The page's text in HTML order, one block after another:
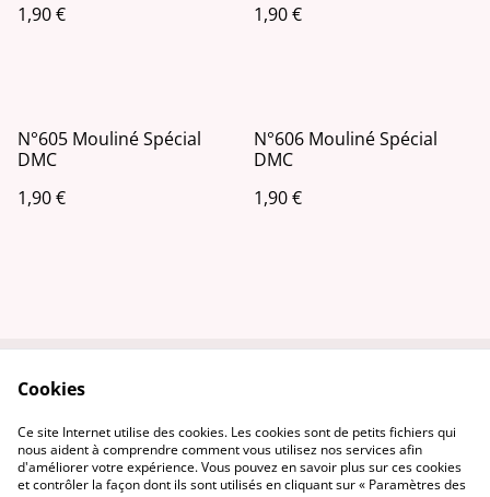
1,90 €
1,90 €
N°605 Mouliné Spécial
DMC
1,90 €
N°606 Mouliné Spécial
DMC
1,90 €
Politique de
confidentialité
Politique de cookies
Cookies
Ce site Internet utilise des cookies. Les cookies sont de petits fichiers qui
nous aident à comprendre comment vous utilisez nos services afin
d'améliorer votre expérience. Vous pouvez en savoir plus sur ces cookies
et contrôler la façon dont ils sont utilisés en cliquant sur « Paramètres des